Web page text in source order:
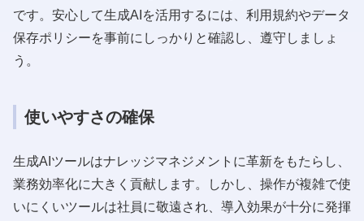
です。安心して生成AIを活用するには、利用規約やデータ
保存ポリシーを事前にしっかりと確認し、遵守しましょ
う。
使いやすさの確保
生成AIツールはナレッジマネジメントに革新をもたらし、
業務効率化に大きく貢献します。しかし、操作が複雑で使
いにくいツールは社員に敬遠され、導入効果が十分に発揮